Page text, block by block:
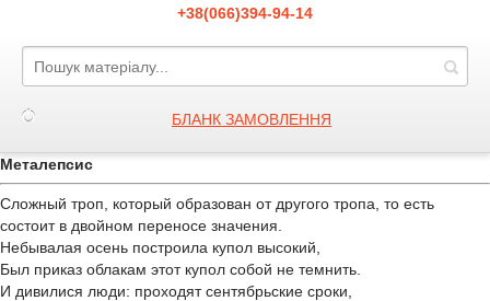
+38(066)394-94-14
БЛАНК ЗАМОВЛЕННЯ
Металепсис
Сложный троп, который образован от другого тропа, то есть
состоит в двойном переносе значения.
Небывалая осень построила купол высокий,
Был приказ облакам этот купол собой не темнить.
И дивилися люди: проходят сентябрьские сроки,